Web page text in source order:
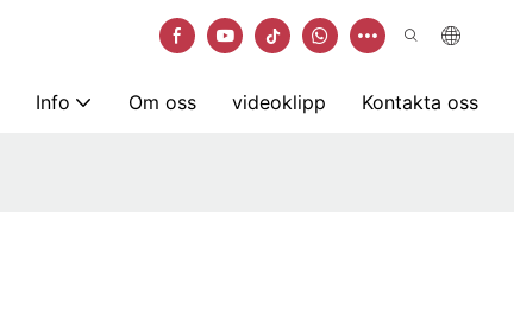
Info Om oss videoklipp Kontakta oss